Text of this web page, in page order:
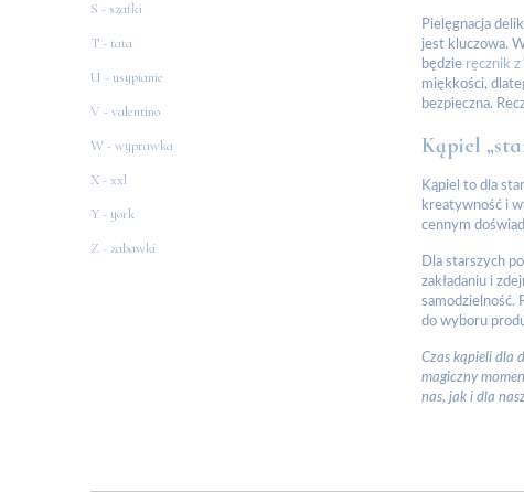
S - szafki
T - tata
U - usypianie
V - valentino
W - wyprawka
X - xxl
Y - york
Z - zabawki
Pielęgnacja
jest kluczowa.
będzie ręcznik
miękkości,
bezpieczna.
Kąpiel
Kąpiel to dla
kreatywność i
cennym
Dla starszych
zakładaniu i
samodzielność.
do wyboru
Czas kąpieli dla
magiczny
nas, jak i dla